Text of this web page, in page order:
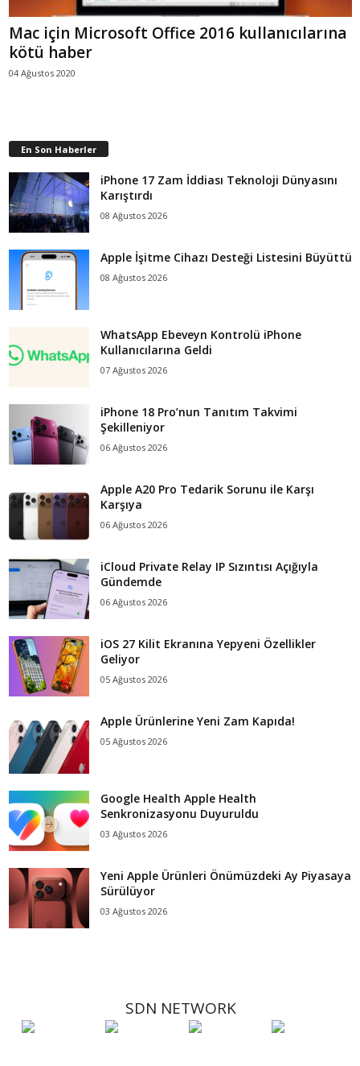
Mac için Microsoft Office 2016 kullanıcılarına
kötü haber
04 Ağustos 2020
En Son Haberler
iPhone 17 Zam İddiası Teknoloji Dünyasını
Karıştırdı
08 Ağustos 2026
Apple İşitme Cihazı Desteği Listesini Büyüttü
08 Ağustos 2026
WhatsApp Ebeveyn Kontrolü iPhone
Kullanıcılarına Geldi
07 Ağustos 2026
iPhone 18 Pro’nun Tanıtım Takvimi
Şekilleniyor
06 Ağustos 2026
Apple A20 Pro Tedarik Sorunu ile Karşı
Karşıya
06 Ağustos 2026
iCloud Private Relay IP Sızıntısı Açığıyla
Gündemde
06 Ağustos 2026
iOS 27 Kilit Ekranına Yepyeni Özellikler
Geliyor
05 Ağustos 2026
Apple Ürünlerine Yeni Zam Kapıda!
05 Ağustos 2026
Google Health Apple Health
Senkronizasyonu Duyuruldu
03 Ağustos 2026
Yeni Apple Ürünleri Önümüzdeki Ay Piyasaya
Sürülüyor
03 Ağustos 2026
SDN NETWORK